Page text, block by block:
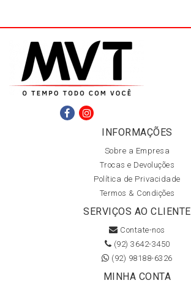
INFORMAÇÕES
Sobre a Empresa
Trocas e Devoluções
Política de Privacidade
Termos & Condições
SERVIÇOS AO CLIENTE
Contate-nos
(92) 3642-3450
(92) 98188-6326
MINHA CONTA